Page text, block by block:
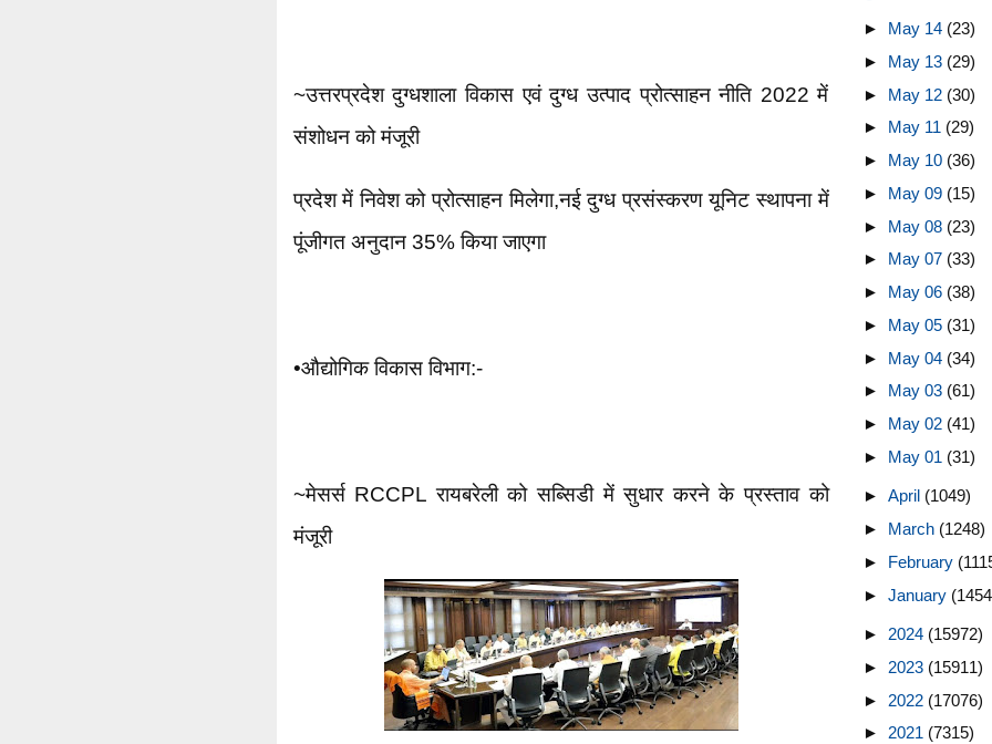
~उत्तरप्रदेश दुग्धशाला विकास एवं दुग्ध उत्पाद प्रोत्साहन नीति 2022 में
संशोधन को मंजूरी
प्रदेश में निवेश को प्रोत्साहन मिलेगा,नई दुग्ध प्रसंस्करण यूनिट स्थापना में
पूंजीगत अनुदान 35% किया जाएगा
•औद्योगिक विकास विभाग:-
~मेसर्स RCCPL रायबरेली को सब्सिडी में सुधार करने के प्रस्ताव को
मंजूरी
► May 14 (23)
► May 13 (29)
► May 12 (30)
► May 11 (29)
► May 10 (36)
► May 09 (15)
► May 08 (23)
► May 07 (33)
► May 06 (38)
► May 05 (31)
► May 04 (34)
► May 03 (61)
► May 02 (41)
► May 01 (31)
► April (1049)
► March (1248)
► February
► January
► 2024 (15972)
► 2023 (15911)
► 2022 (17076)
► 2021 (7315)